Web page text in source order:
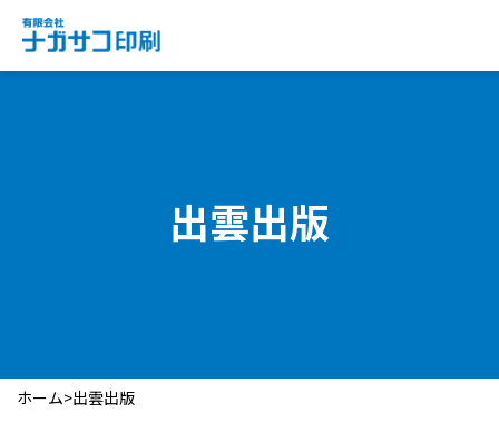
出雲出版
ホーム>出雲出版